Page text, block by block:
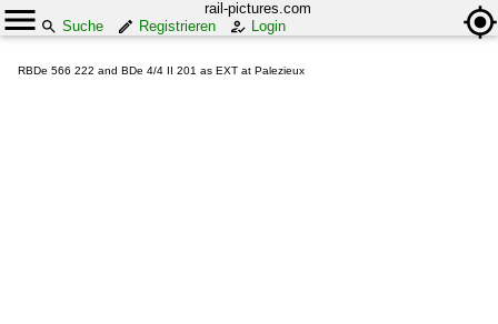
rail-pictures.com
Suche
Registrieren Login
RBDe 566 222 and BDe 4/4 II 201 as EXT at Palezieux